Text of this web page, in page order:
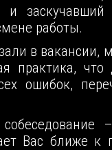
и заскучавший
работы.
в вакансии,
практика, что
ошибок,
Вас ближе к